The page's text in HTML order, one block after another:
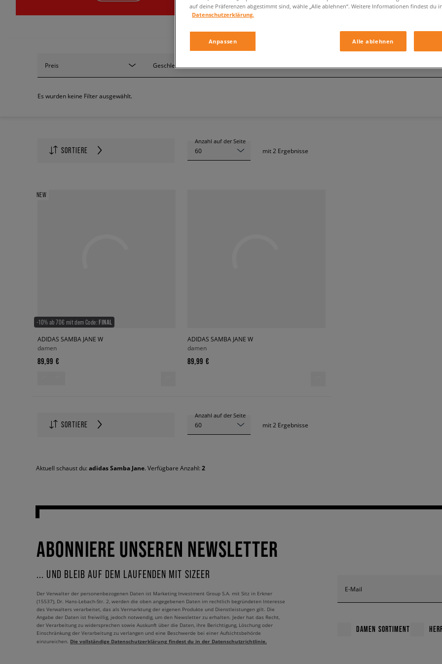
ADIDAS SAMBA JANE
SORTIERE
Anzahl auf der Seite
60 mit 2 Ergebnisse
Preis Geschlecht
Es wurden keine Filter ausgewählt.
NEW
-10% ab 70€ mit dem Code:FINAL
ADIDAS SAMBA JANE W
damen
89,99 €
ADIDAS SAMBA JANE W
damen
89,99 €
SORTIERE
Anzahl auf der Seite
60 mit 2 Ergebnisse
Aktuell schaust du: adidas Samba Jane. Verfügbare Anzahl: 2
ABONNIERE UNSEREN NEWSLETTER
... UND BLEIB AUF DEM LAUFENDEN MIT SIZEER
E-Mail
DAMEN SORTIMENT
Der Verwalter der personenbezogenen Daten ist Marketing Investment Group S.A. mit Sitz in Erkner
(15537), Dr. Hans-Lebach-Str. 2, werden die oben angegebenen Daten im rechtlich begründeten Interesse
des Verwalters verarbeitet, das als Vermarktung der eigenen Produkte und Dienstleistungen gilt. Die
Angabe der Daten ist freiwillig, jedoch notwendig, um den Newsletter zu erhalten. Jeder hat das Recht,
der Verarbeitung zu widersprechen sowie Auskunft über die Daten, ihre Berichtigung, Löschung oder
Einschränkung der Verarbeitung zu verlangen und eine Beschwerde bei einer Aufsichtsbehörde
einzureichen. Die vollständige Datenschutzerklärung findest du in der Datenschutzrichtlinie.
auf deine Präferenzen abgestimmt sind, wähle „Alle ablehnen“. Weitere Informationen findest du
Datenschutzerklärung.
Anpassen Alle ablehnen